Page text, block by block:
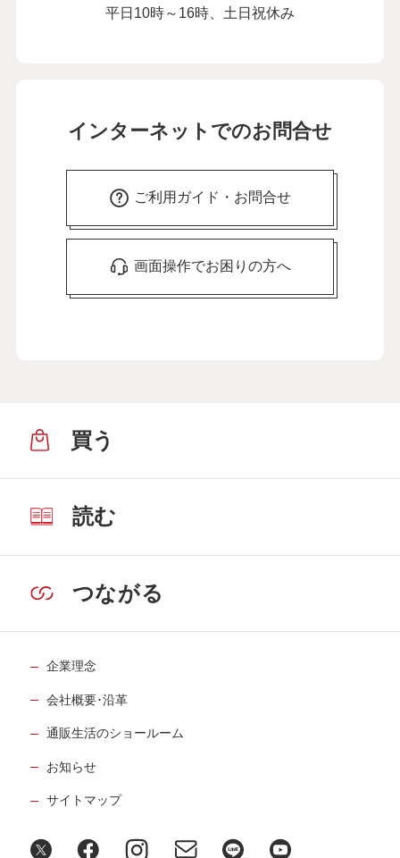
平日10時～16時、土日祝休み
インターネットでのお問合せ
ご利用ガイド・お問合せ
画面操作でお困りの方へ
買う
読む
つながる
企業理念
会社概要･沿革
通販生活のショールーム
お知らせ
サイトマップ